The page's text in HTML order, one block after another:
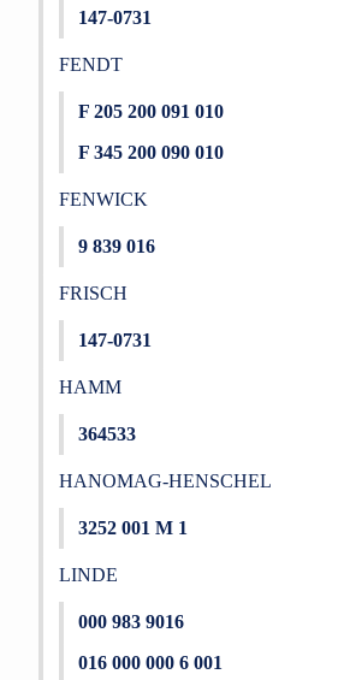
147-0731
FENDT
F 205 200 091 010
F 345 200 090 010
FENWICK
9 839 016
FRISCH
147-0731
HAMM
364533
HANOMAG-HENSCHEL
3252 001 M 1
LINDE
000 983 9016
016 000 000 6 001